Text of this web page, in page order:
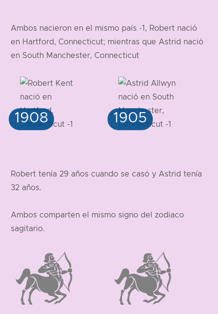
Ambos nacieron en el mismo país -1, Robert nació
en Hartford, Connecticut; mientras que Astrid nació
en South Manchester, Connecticut
Robert tenía 29 años cuando se casó y Astrid tenía
32 años.
Ambos comparten el mismo signo del zodiaco
sagitario.